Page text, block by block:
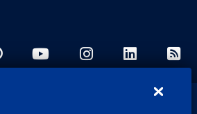
una nuova finestra
Apre una nuova finestra
Whatsapp: Apre una nuova
Youtube: Apre una
Instagram: